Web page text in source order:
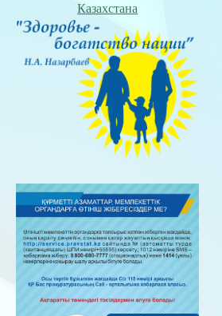
Казахстана